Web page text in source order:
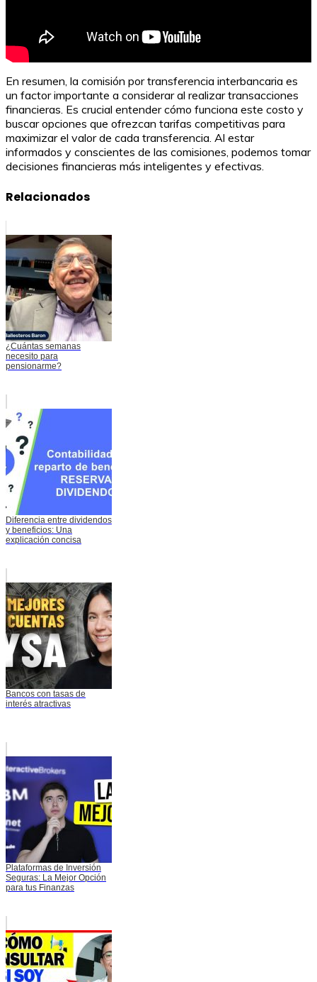
En resumen, la comisión por transferencia interbancaria es
un factor importante a considerar al realizar transacciones
financieras. Es crucial entender cómo funciona este costo y
buscar opciones que ofrezcan tarifas competitivas para
maximizar el valor de cada transferencia. Al estar
informados y conscientes de las comisiones, podemos tomar
decisiones financieras más inteligentes y efectivas.
Relacionados
¿Cuántas semanas
necesito para
pensionarme?
Diferencia entre dividendos
y beneficios: Una
explicación concisa
Bancos con tasas de
interés atractivas
Plataformas de Inversión
Seguras: La Mejor Opción
para tus Finanzas